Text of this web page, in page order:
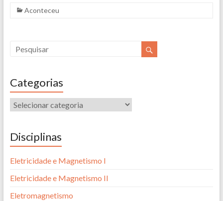
Aconteceu
Categorias
Disciplinas
Eletricidade e Magnetismo I
Eletricidade e Magnetismo II
Eletromagnetismo